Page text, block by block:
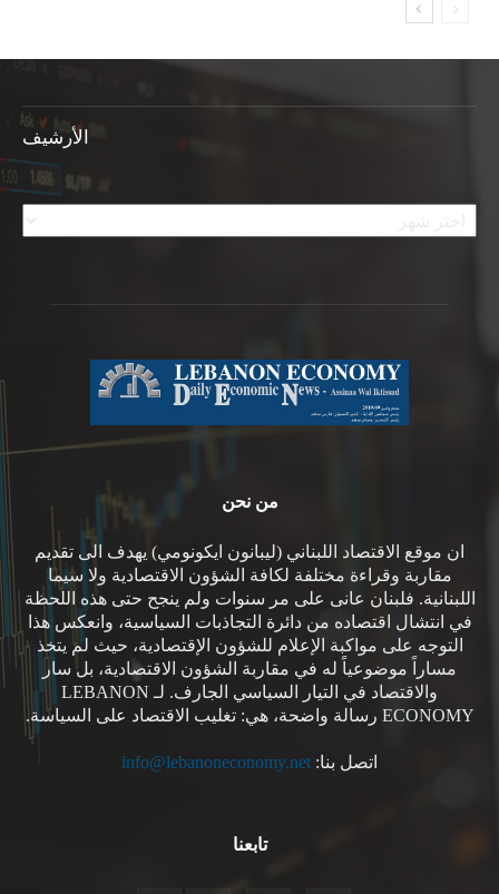
الأرشيف
الأرشيف
من نحن
ان موقع الاقتصاد اللبناني (ليبانون ايكونومي) يهدف الى تقديم
مقاربة وقراءة مختلفة لكافة الشؤون الاقتصادية ولا سيما
اللبنانية. فلبنان عانى على مر سنوات ولم ينجح حتى هذه اللحظة
في انتشال اقتصاده من دائرة التجاذبات السياسية، وانعكس هذا
التوجه على مواكبة الإعلام للشؤون الإقتصادية، حيث لم يتخذ
مساراً موضوعياً له في مقاربة الشؤون الاقتصادية، بل سار
والاقتصاد في التيار السياسي الجارف. لـ LEBANON
ECONOMY رسالة واضحة، هي: تغليب الاقتصاد على السياسة.
اتصل بنا: info@lebanoneconomy.net
تابعنا